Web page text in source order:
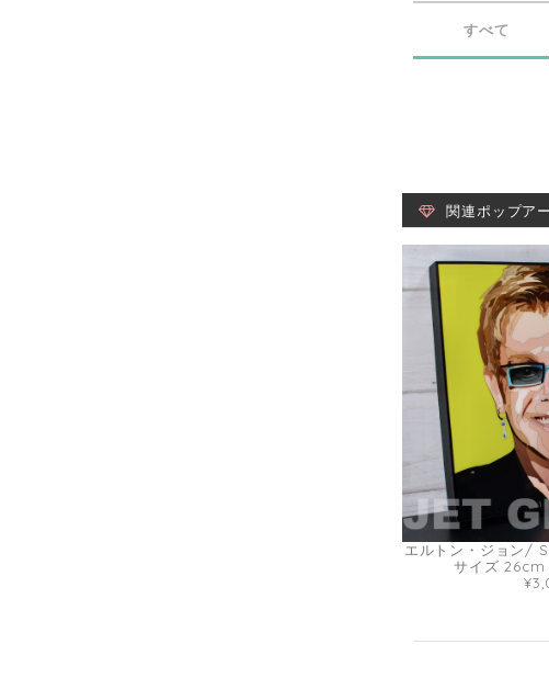
すべて
関連ポップア
エルトン・ジョン/
サイズ 26cm